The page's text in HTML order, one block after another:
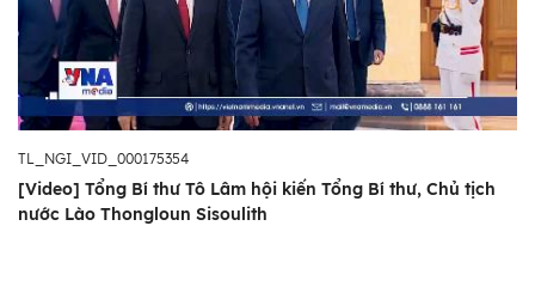
nước và tinh thần đoàn kết cho các thế hệ
mai sau.
TL_NGI_VID_000175354
[Video] Tổng Bí thư Tô Lâm hội kiến Tổng Bí thư, Chủ tịch
nước Lào Thongloun Sisoulith